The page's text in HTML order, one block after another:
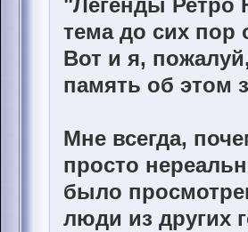
"Легенды Ретро
тема до сих пор
Вот и я,
память об этом
Мне всегда,
просто
было
люди из других